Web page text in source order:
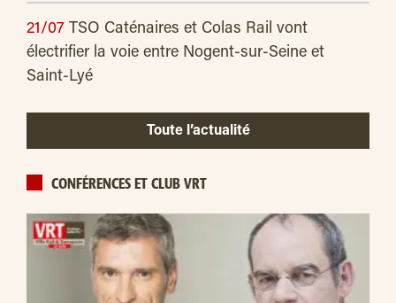
21/07 TSO Caténaires et Colas Rail vont
électrifier la voie entre Nogent-sur-Seine et
Saint-Lyé
Toute l’actualité
CONFÉRENCES ET CLUB VRT